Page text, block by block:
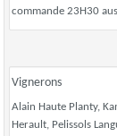
commande 23H30
Vignerons
Alain Haute Planty,
Herault, Pelissols